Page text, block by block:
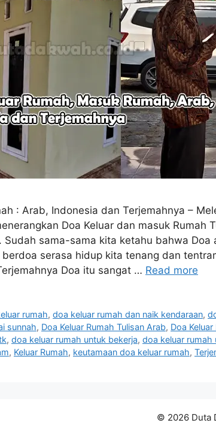
: Arab, Indonesia dan Terjemahnya –
Doa Keluar dan masuk Rumah
Sudah sama-sama kita ketahu bahwa Doa
serasa hidup kita tenang dan
Doa itu sangat … Read more
rumah,doa keluar rumah dan naik kendaraan,
sunnah, Doa Keluar Rumah Tulisan Arab, Doa
, doa keluar rumah untuk bekerja, doa keluar rumah
, Keluar Rumah, keutamaan doa keluar rumah,
© 2026 Duta